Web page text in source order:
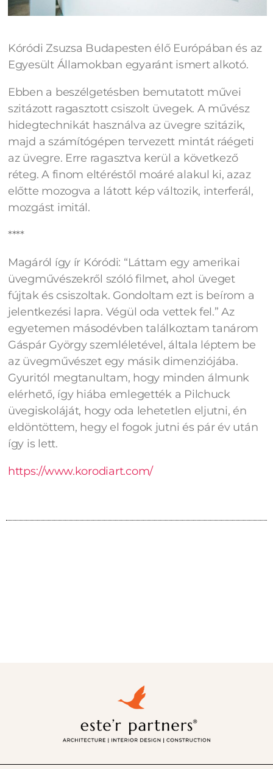
Kóródi Zsuzsa Budapesten élő Európában és az
Egyesült Államokban egyaránt ismert alkotó.
Ebben a beszélgetésben bemutatott művei
szitázott ragasztott csiszolt üvegek. A művész
hidegtechnikát használva az üvegre szitázik,
majd a számítógépen tervezett mintát ráégeti
az üvegre. Erre ragasztva kerül a következő
réteg. A finom eltéréstől moáré alakul ki, azaz
előtte mozogva a látott kép változik, interferál,
mozgást imitál.
****
Magáról így ír Kóródi: “Láttam egy amerikai
üvegművészekről szóló filmet, ahol üveget
fújtak és csiszoltak. Gondoltam ezt is beírom a
jelentkezési lapra. Végül oda vettek fel.” Az
egyetemen másodévben találkoztam tanárom
Gáspár György szemléletével, általa léptem be
az üvegművészet egy másik dimenziójába.
Gyuritól megtanultam, hogy minden álmunk
elérhető, így hiába emlegették a Pilchuck
üvegiskoláját, hogy oda lehetetlen eljutni, én
eldöntöttem, hegy el fogok jutni és pár év után
így is lett.
https://www.korodiart.com/